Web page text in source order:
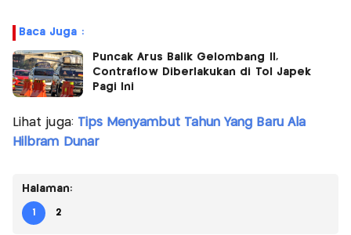
Baca Juga :
Puncak Arus Balik Gelombang II,
Contraflow Diberlakukan di Tol Japek
Pagi Ini
Lihat juga: Tips Menyambut Tahun Yang Baru Ala
Hilbram Dunar
Halaman:
1 2